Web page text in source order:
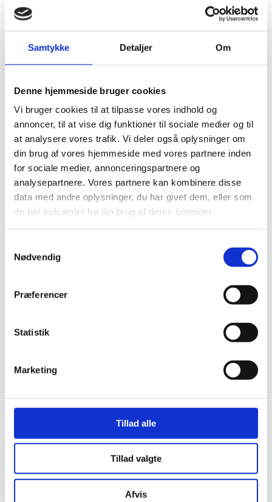
Samtykke Detaljer Om
Denne hjemmeside bruger cookies
Vi bruger cookies til at tilpasse vores indhold og
annoncer, til at vise dig funktioner til sociale medier og til
at analysere vores trafik. Vi deler også oplysninger om
din brug af vores hjemmeside med vores partnere inden
for sociale medier, annonceringspartnere og
analysepartnere. Vores partnere kan kombinere disse
data med andre oplysninger, du har givet dem, eller som
de har indsamlet fra din brug af deres tjenester.
Nødvendig
Præferencer
Statistik
Marketing
Tillad alle
Tillad valgte
Afvis
Haven
Solcelleanlæg
Tilbehør til luksus pavilloner
Havepavilloner
Art Deco Have pavilloner
Hængekøjer
Parasoller
Stjernetelte
Redskabsskure
Rosenbuer
Plantiflex Drivhus
Legehuse
Sandkasser
Gokart og el-biler
Loungemøbler
Siddegrupper
Hjørnesofaer
Havebord med stole